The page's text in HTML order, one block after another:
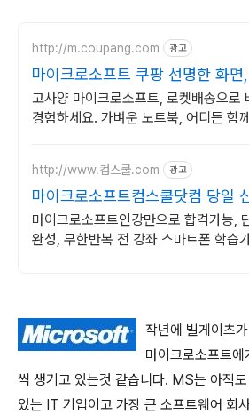
http://m.coupang.com 광고
마이크로소프트 쿠팡 선명한 화면
고사양 마이크로소프트, 로켓배송으로
경험하세요. 가벼운 노트북, 어디든 함
http://www.컴스쿨.com 광고
마이크로소프트컴스쿨닷컴 당일
&결제시 기프티콘!
마이크로소프트인강만으로 합격가능,
완성, 무한반복 전 강좌 스마트폰 학습
작년에 빌게이츠
마이크로소프트
씩 생기고 있는것 같습니다. MS는 아직
있는 IT 기업이고 가장 큰 소프트웨어 회